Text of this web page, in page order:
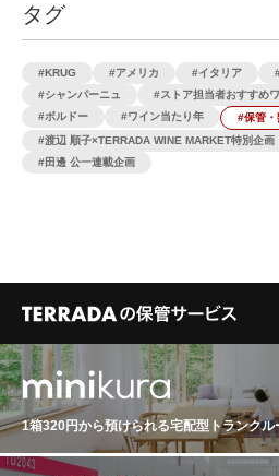
タグ
KRUG アメリカ イタリア
シャンパーニュ
ストア担当者おすすめ
ボルドー
ワイン当たり年 保管・
渡辺 順子×TERRADA WINE MARKET特別企画
田邊 公一連載企画
1箱320円から預けられる宅配型トランクル